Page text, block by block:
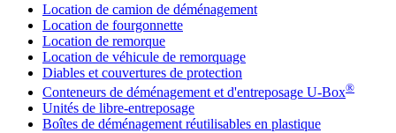
Location de camion de déménagement
Location de fourgonnette
Location de remorque
Location de véhicule de remorquage
Diables et couvertures de protection
Conteneurs de déménagement et d'entreposage U-Box®
Unités de libre-entreposage
Boîtes de déménagement réutilisables en plastique